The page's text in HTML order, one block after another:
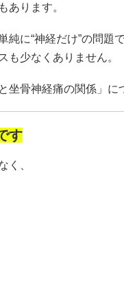
あります。
純に“神経だけ”の問
も少なくありません。
坐骨神経痛の関係」に
す
く、